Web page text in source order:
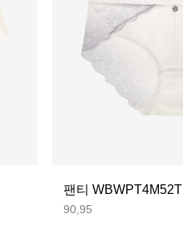
팬티 WBWPT4M52T
90,95